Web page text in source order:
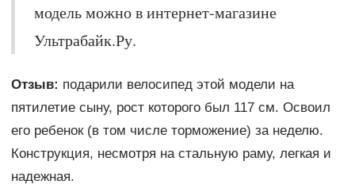
модель можно в интернет-магазине
Ультрабайк.Ру.
Отзыв: подарили велосипед этой модели на
пятилетие сыну, рост которого был 117 см. Освоил
его ребенок (в том числе торможение) за неделю.
Конструкция, несмотря на стальную раму, легкая и
надежная.